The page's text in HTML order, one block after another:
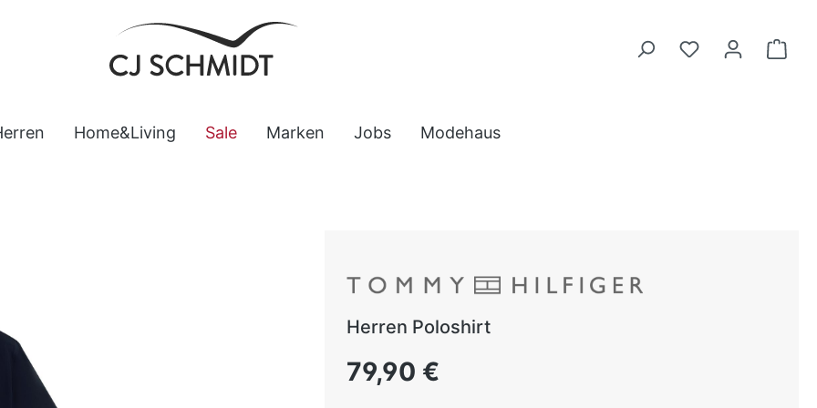
Home&Living Sale Marken Jobs Modehaus
Herren Poloshirt
Regulärer Preis:
79,90 €